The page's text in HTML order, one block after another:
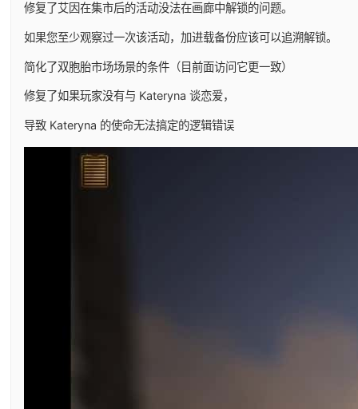
修复了艾因在集市后的活动没法在画廊中解锁的问题。
如果您至少观察过一次该活动，加进载备份应该可以追溯解锁。
简化了双胞胎市场场景的条件（目前面访问它更一致）
修复了如果玩家没有与 Kateryna 谈恋爱，
导致 Kateryna 的使命无法搞定的逻辑错误